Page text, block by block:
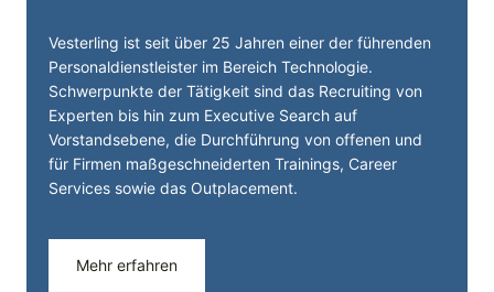
Vesterling ist seit über 25 Jahren einer der führenden
Personal­dienst­leister im Bereich Technologie.
Schwerpunkte der Tätigkeit sind das Recruiting von
Experten bis hin zum Executive Search auf
Vorstandsebene, die Durchführung von offenen und
für Firmen maßgeschneiderten Trainings, Career
Services sowie das Outplacement.
Mehr erfahren